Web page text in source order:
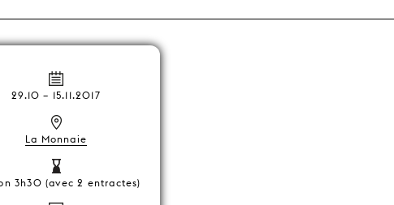
29.10 – 15.11.2017
La Monnaie
3h30 (avec 2 entractes)